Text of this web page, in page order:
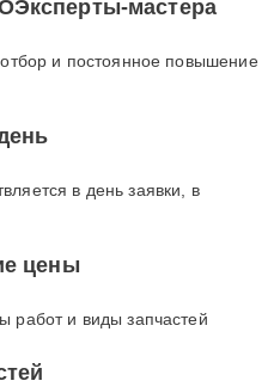
мастера
и постоянное повышение
в день заявки, в
цены
работ и виды запчастей